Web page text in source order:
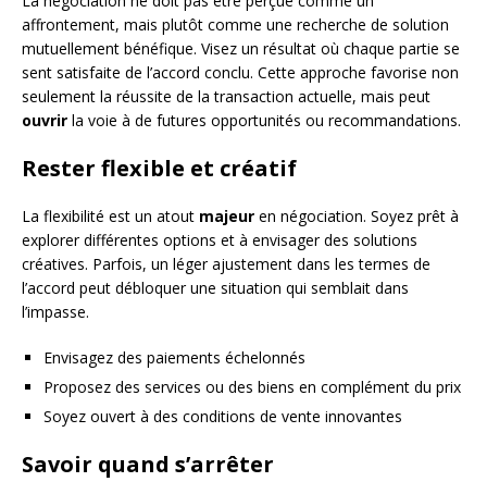
affrontement, mais plutôt comme une recherche de solution
mutuellement bénéfique. Visez un résultat où chaque partie se
sent satisfaite de l’accord conclu. Cette approche favorise non
seulement la réussite de la transaction actuelle, mais peut
ouvrir la voie à de futures opportunités ou recommandations.
Rester flexible et créatif
La flexibilité est un atout majeur en négociation. Soyez prêt à
explorer différentes options et à envisager des solutions
créatives. Parfois, un léger ajustement dans les termes de
l’accord peut débloquer une situation qui semblait dans
l’impasse.
Envisagez des paiements échelonnés
Proposez des services ou des biens en complément du prix
Soyez ouvert à des conditions de vente innovantes
Savoir quand s’arrêter